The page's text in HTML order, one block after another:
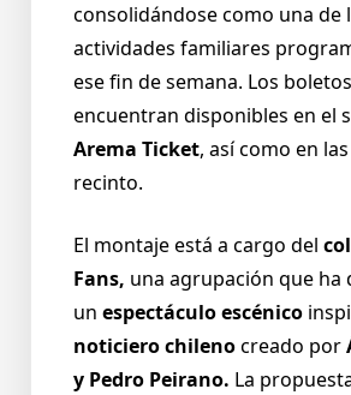
consolidándose como una de
actividades familiares
ese fin de semana. Los
encuentran disponibles en el
Arema Ticket, así como en
recinto.
El montaje está a cargo del
Fans, una agrupación que ha
un espectáculo escénico
noticiero chilenocreado por
y Pedro Peirano. La